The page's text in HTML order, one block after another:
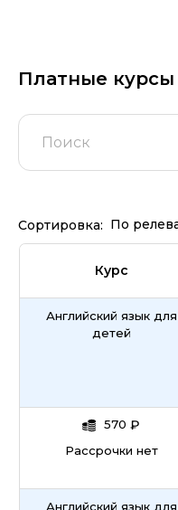
Платные курсы
Сортировка: По
Курс
Английский язык для
детей
570 ₽
Рассрочки нет
Английский язык для